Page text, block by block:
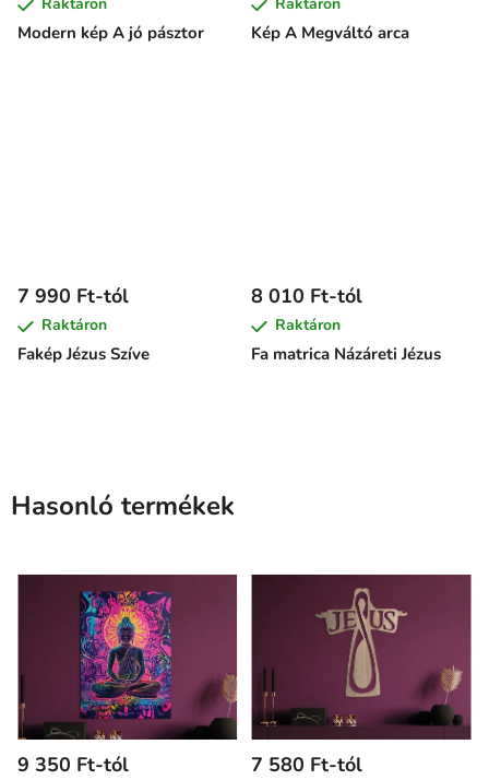
Modern kép A jó pásztor Kép A Megváltó arca
Fakép Jézus Szíve
7 990 Ft-tól
Raktáron
Fa matrica Názáreti Jézus
8 010 Ft-tól
Raktáron
Hasonló termékek
9 350 Ft-tól 7 580 Ft-tól